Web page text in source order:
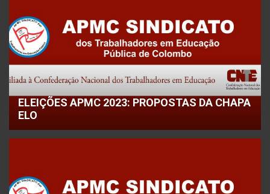
ELEIÇÕES APMC 2023: PROPOSTAS DA CHAPA
ELO